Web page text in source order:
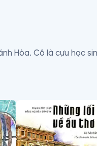
Hòa. Cô là cựu học
xa lạ với độc giả,
Việt Nam…
đình “Vì ngày mai